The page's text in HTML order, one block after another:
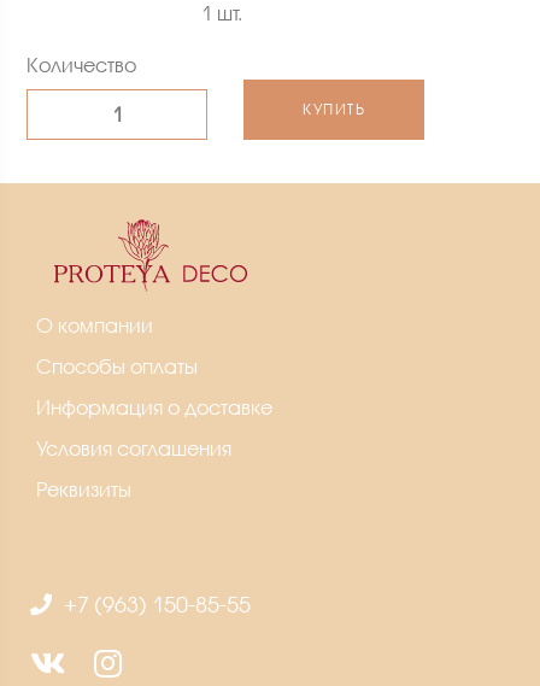
1 шт.
Количество
КУПИТЬ
О компании
Способы оплаты
Информация о доставке
Условия соглашения
Реквизиты
+7 (963) 150-85-55